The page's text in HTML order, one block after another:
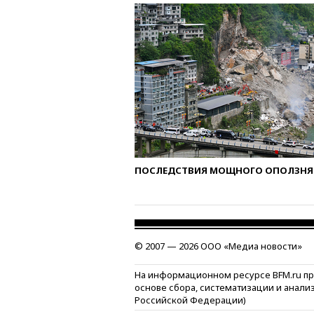
ПОСЛЕДСТВИЯ МОЩНОГО ОПОЛЗНЯ
© 2007 — 2026 ООО «Медиа новости»
На информационном ресурсе BFM.ru
основе сбора, систематизации и
Российской Федерации)